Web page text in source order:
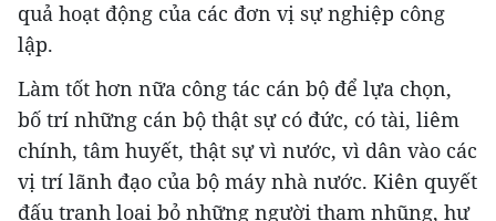
quả hoạt động của các đơn vị sự nghiệp công
lập.
Làm tốt hơn nữa công tác cán bộ để lựa chọn,
bố trí những cán bộ thật sự có đức, có tài, liêm
chính, tâm huyết, thật sự vì nước, vì dân vào các
vị trí lãnh đạo của bộ máy nhà nước. Kiên quyết
đấu tranh loại bỏ những người tham nhũng, hư